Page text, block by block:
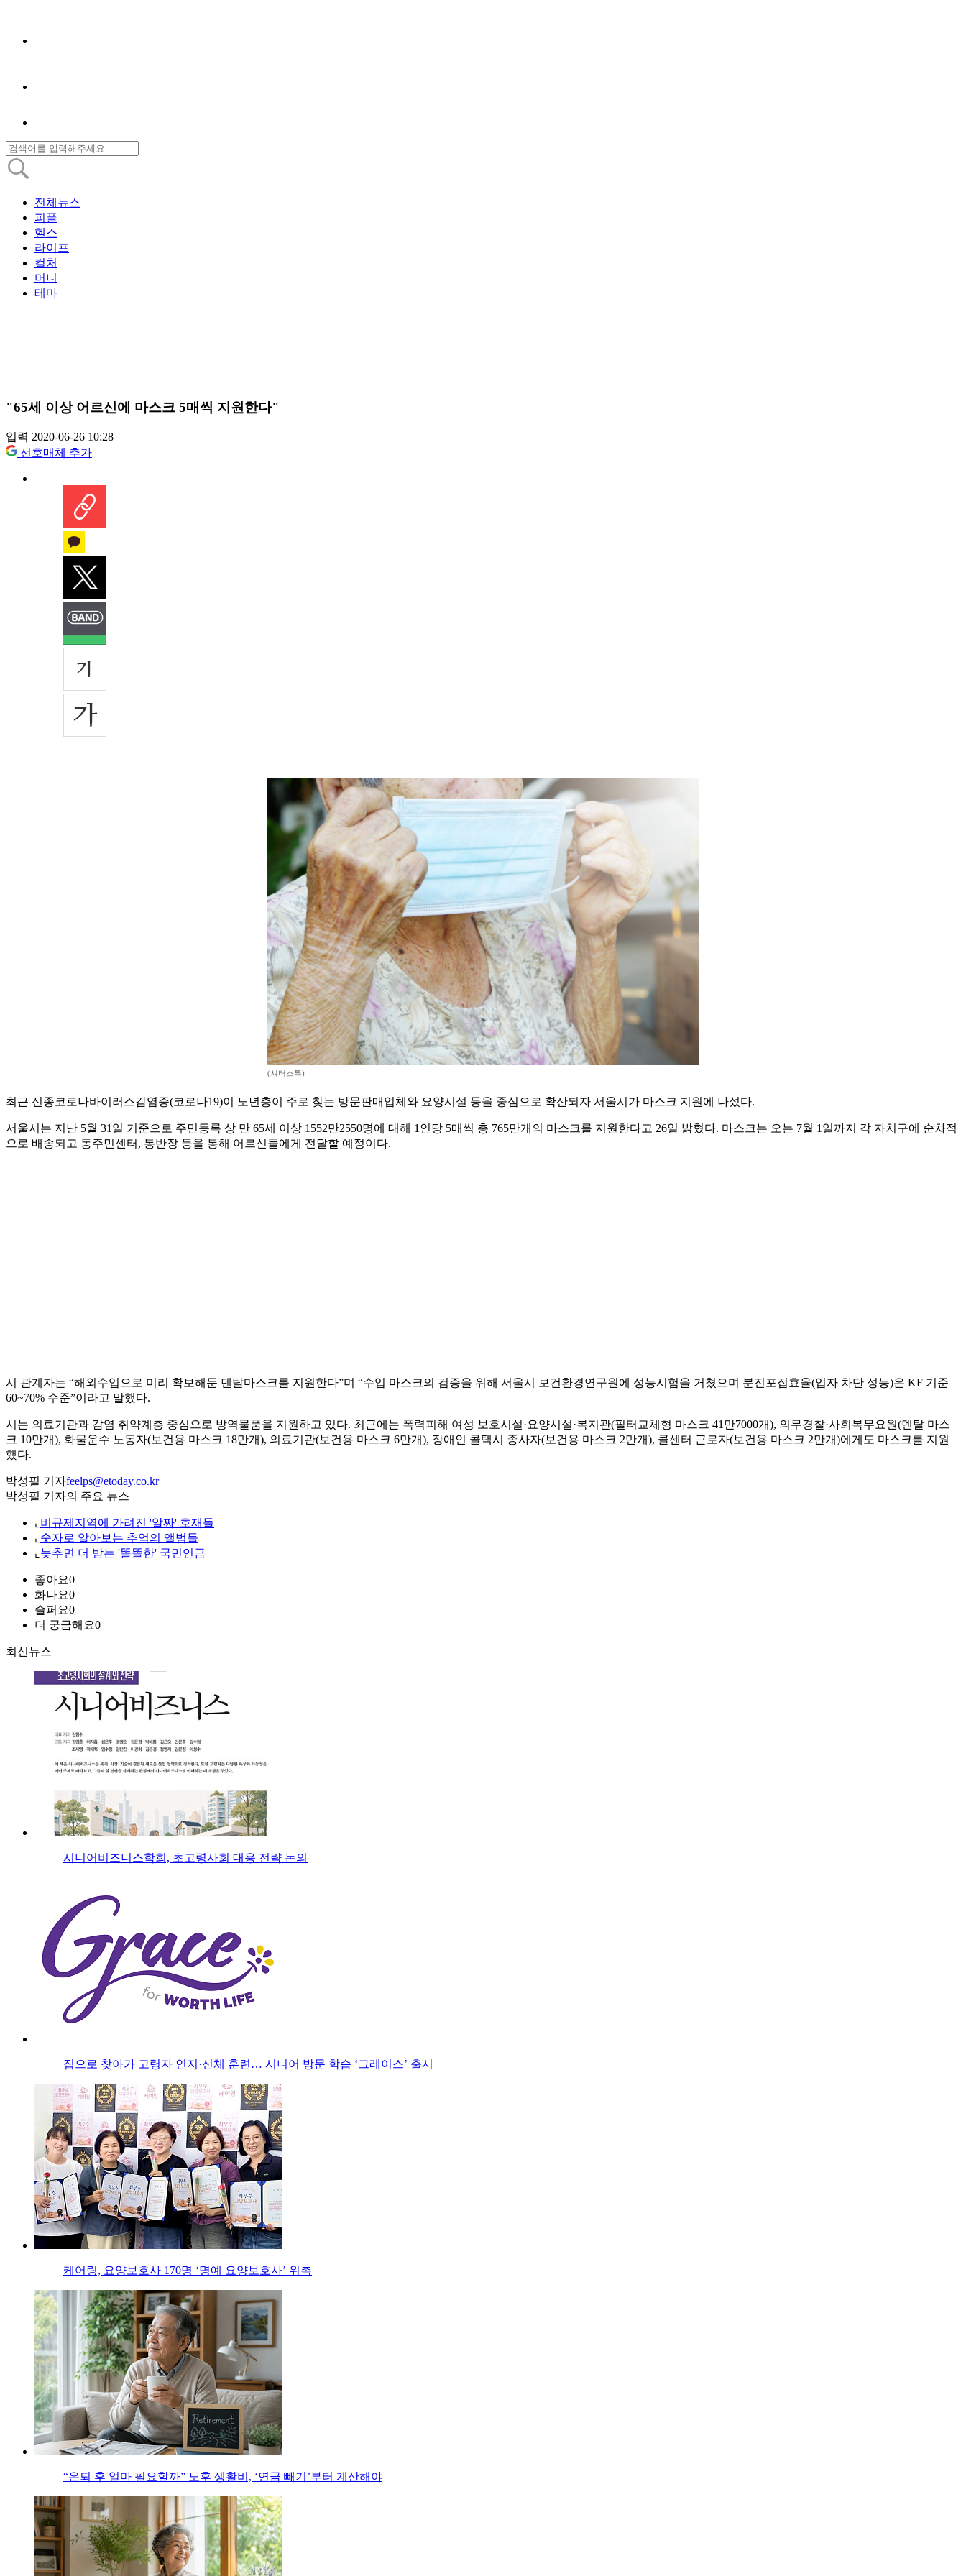
전체뉴스
피플
헬스
라이프
컬처
머니
테마
"65세 이상 어르신에 마스크 5매씩 지원한다"
입력 2020-06-26 10:28
선호매체 추가
(셔터스톡)
최근 신종코로나바이러스감염증(코로나19)이 노년층이 주로 찾는 방문판매업체와 요양시설 등을 중심으로 확산되자 서울시가 마스크 지원에 나섰다.
서울시는 지난 5월 31일 기준으로 주민등록 상 만 65세 이상 1552만2550명에 대해 1인당 5매씩 총 765만개의 마스크를 지원한다고 26일 밝혔다. 마스크는 오는 7월 1일까지 각 자치구에 순차적
으로 배송되고 동주민센터, 통반장 등을 통해 어르신들에게 전달할 예정이다.
시 관계자는 “해외수입으로 미리 확보해둔 덴탈마스크를 지원한다”며 “수입 마스크의 검증을 위해 서울시 보건환경연구원에 성능시험을 거쳤으며 분진포집효율(입자 차단 성능)은 KF 기준
60~70% 수준”이라고 말했다.
시는 의료기관과 감염 취약계층 중심으로 방역물품을 지원하고 있다. 최근에는 폭력피해 여성 보호시설·요양시설·복지관(필터교체형 마스크 41만7000개), 의무경찰·사회복무요원(덴탈 마스
크 10만개), 화물운수 노동자(보건용 마스크 18만개), 의료기관(보건용 마스크 6만개), 장애인 콜택시 종사자(보건용 마스크 2만개), 콜센터 근로자(보건용 마스크 2만개)에게도 마스크를 지원
했다.
박성필 기자feelps@etoday.co.kr
박성필 기자의 주요 뉴스
⌞ 비규제지역에 가려진 '알짜' 호재들
⌞ 숫자로 알아보는 추억의 앨범들
⌞ 늦추면 더 받는 '똘똘한' 국민연금
좋아요0
화나요0
슬퍼요0
더 궁금해요0
최신뉴스
시니어비즈니스학회, 초고령사회 대응 전략 논의
집으로 찾아가 고령자 인지·신체 훈련… 시니어 방문 학습 ‘그레이스’ 출시
케어링, 요양보호사 170명 ‘명예 요양보호사’ 위촉
“은퇴 후 얼마 필요할까” 노후 생활비, ‘연금 빼기’부터 계산해야